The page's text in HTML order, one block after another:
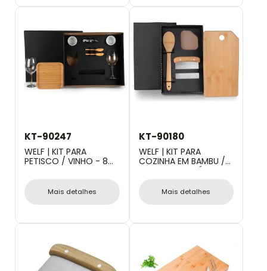
KT-90247
WELF | KIT PARA
PETISCO / VINHO - 8
Mais detalhes
KT-90180
WELF | KIT PARA
COZINHA EM BAMBU /
INOX COM ESPÁTULA
Mais detalhes